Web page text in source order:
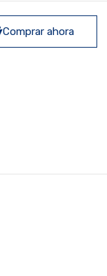
Comprar ahora